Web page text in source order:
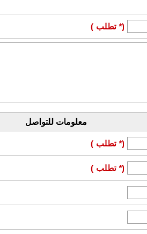
(* تطلب )
معلومات للتواصل
(* تطلب )
(* تطلب )